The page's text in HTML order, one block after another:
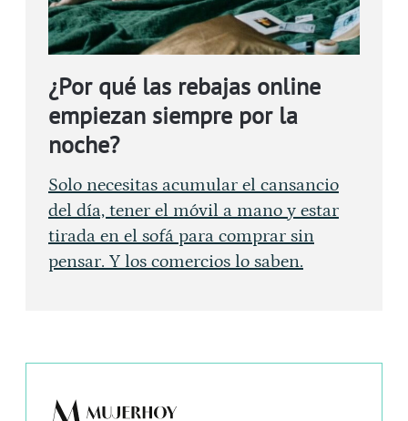
¿Por qué las rebajas online
empiezan siempre por la
noche?
Solo necesitas acumular el cansancio
del día, tener el móvil a mano y estar
tirada en el sofá para comprar sin
pensar. Y los comercios lo saben.